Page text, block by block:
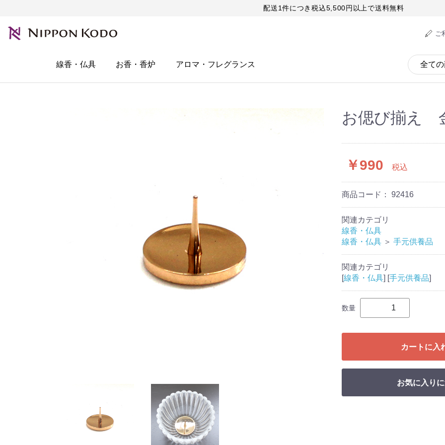
配送1件につき税込5,500円以上で送料無料
ご
線香・仏具 お香・香炉 アロマ・フレグランス
お偲び揃え
￥990 税込
商品コード： 92416
関連カテゴリ
線香・仏具
線香・仏具 ＞ 手元供養品
関連カテゴリ
[線香・仏具] [手元供養品]
数量
カートに入
お気に入り